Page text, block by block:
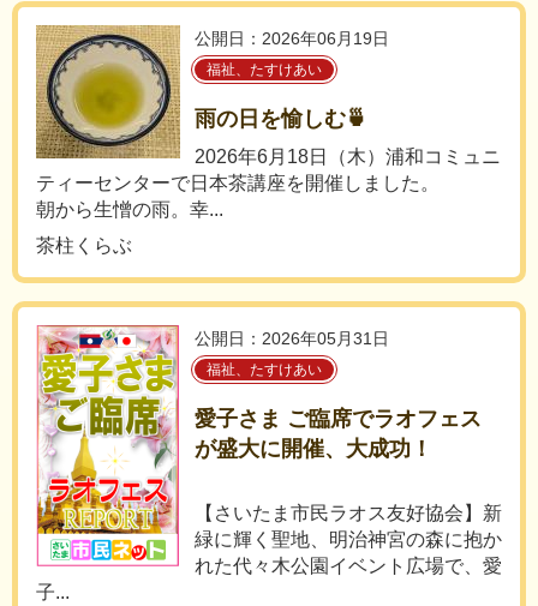
公開日：2026年06月19日
福祉、たすけあい
雨の日を愉しむ🍵
2026年6月18日（木）浦和コミュニ
ティーセンターで日本茶講座を開催しました。
朝から生憎の雨。幸...
茶柱くらぶ
公開日：2026年05月31日
福祉、たすけあい
愛子さま ご臨席でラオフェス
が盛大に開催、大成功！
【さいたま市民ラオス友好協会】新
緑に輝く聖地、明治神宮の森に抱か
れた代々木公園イベント広場で、愛
子...